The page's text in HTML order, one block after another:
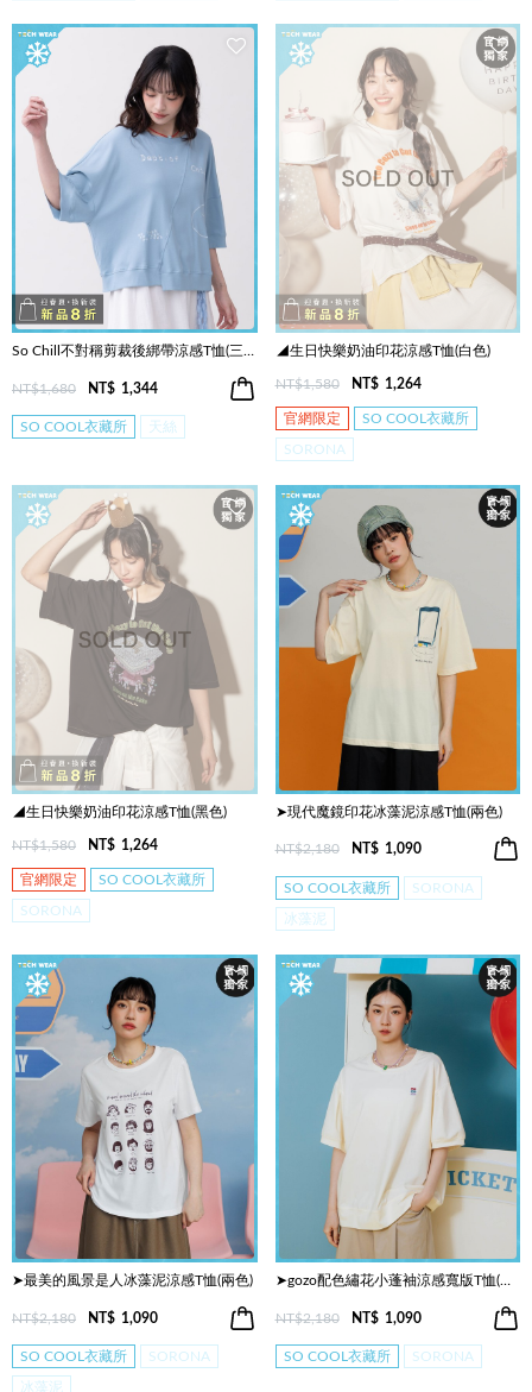
So Chill不對稱剪裁後綁帶涼感T恤(三色)
NT$1,680 NT$ 1,344
SO COOL衣藏所 天絲
◢生日快樂奶油印花涼感T恤(白色)
NT$1,580 NT$ 1,264
官網限定 SO COOL衣藏所
SORONA
◢生日快樂奶油印花涼感T恤(黑色)
NT$1,580 NT$ 1,264
官網限定 SO COOL衣藏所
SORONA
➤現代魔鏡印花冰藻泥涼感T恤(兩色)
NT$2,180 NT$ 1,090
SO COOL衣藏所 SORONA
冰藻泥
➤最美的風景是人冰藻泥涼感T恤(兩色)
NT$2,180 NT$ 1,090
SO COOL衣藏所 SORONA
冰藻泥
➤gozo配色繡花小蓬袖涼感寬版T恤(兩色)
NT$2,180 NT$ 1,090
SO COOL衣藏所 SORONA